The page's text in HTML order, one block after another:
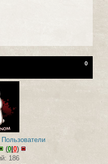
0
(0|0)
186